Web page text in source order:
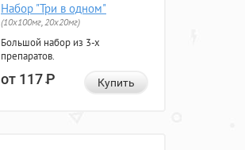
Набор "Три в одном"
(10x100мг, 20x20мг)
Большой набор из 3-х
препаратов.
от 117Р Купить